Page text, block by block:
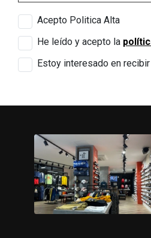
Acepto Politica Alta
He leído y acepto la
Estoy interesado en